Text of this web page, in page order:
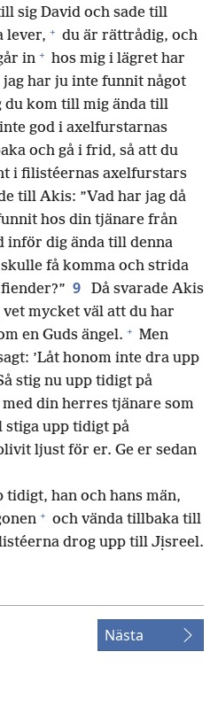
sig David och sade till
lever, + du är rättrådig, och
in + hos mig i lägret har
jag har ju inte funnit något
du kom till mig ända till
god i axelfurstarnas
och gå i frid, så att du
i filistéernas axelfurstars
till Akis: ”Vad har jag då
hos din tjänare från
inför dig ända till denna
få komma och strida
9
Då svarade Akis
mycket väl att du har
en Guds ängel. + Men
’Låt honom inte dra upp
stig nu upp tidigt på
din herres tjänare som
stiga upp tidigt på
ljust för er. Ge er sedan
tidigt, han och hans män,
+ och vända tillbaka till
drog upp till Jịsreel.
Nästa